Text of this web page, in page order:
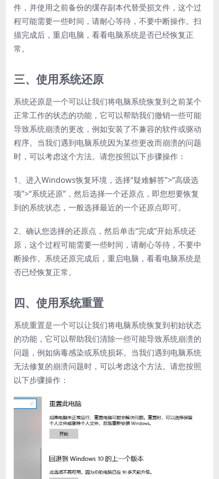
件，并使用之前备份的缓存副本代替受损文件，这个过
程可能需要一些时间，请耐心等待，不要中断操作。扫
描完成后，重启电脑，看看电脑系统是否已经恢复正
常。
三、使用系统还原
系统还原是一个可以让我们将电脑系统恢复到之前某个
正常工作的状态的功能，它可以帮助我们撤销一些可能
导致系统崩溃的更改，例如安装了不兼容的软件或驱动
程序。当我们遇到电脑系统因为某些更改而崩溃的问题
时，可以考虑这个方法。请您按照以下步骤操作：
1、进入Windows恢复环境，选择“疑难解答”>“高级选
项”>“系统还原”，然后选择一个还原点，即您想要恢复
到的系统状态，一般选择最近的一个还原点即可。
2、确认您选择的还原点，然后单击“完成”开始系统还
原，这个过程可能需要一些时间，请耐心等待，不要中
断操作。系统还原完成后，重启电脑，看看电脑系统是
否已经恢复正常。
四、使用系统重置
系统重置是一个可以让我们将电脑系统恢复到初始状态
的功能，它可以帮助我们清除一些可能导致系统崩溃的
问题，例如病毒感染或系统损坏。当我们遇到电脑系统
无法修复的崩溃问题时，可以考虑这个方法。请您按照
以下步骤操作：